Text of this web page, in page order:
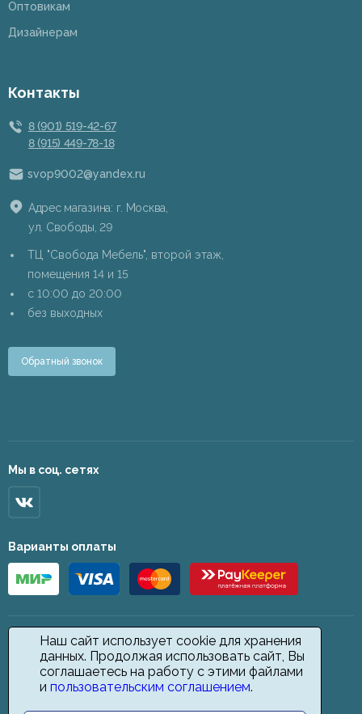
Наш сайт использует cookie для хранения
данных. Продолжая использовать сайт, Вы
соглашаетесь на работу с этими файлами
и пользовательским соглашением.
Оптовикам
Дизайнерам
Контакты
8 (901) 519-42-67
8 (915) 449-78-18
svop9002@yandex.ru
Адрес магазина: г. Москва,
ул. Свободы, 29
ТЦ "Свобода Мебель", второй этаж,
помещения 14 и 15
c 10:00 до 20:00
без выходных
Обратный звонок
Мы в соц. сетях
Варианты оплаты